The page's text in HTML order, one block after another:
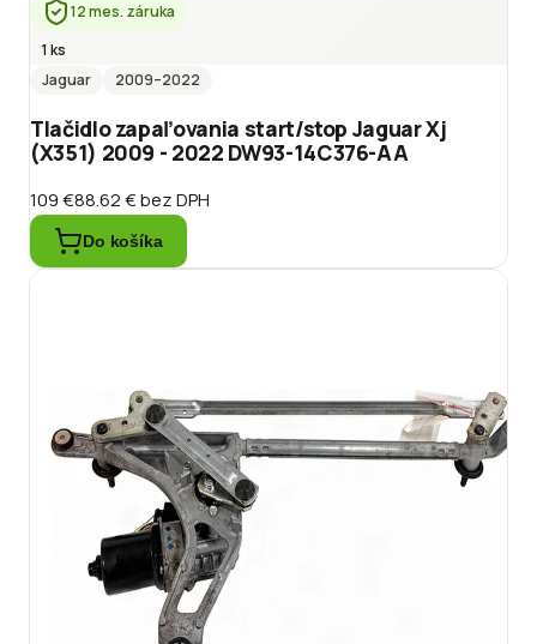
12 mes. záruka
1 ks
Jaguar
2009–2022
Tlačidlo zapaľovania start/stop Jaguar Xj
(X351) 2009 - 2022 DW93-14C376-AA
109 €88.62 €bez DPH
Do košíka